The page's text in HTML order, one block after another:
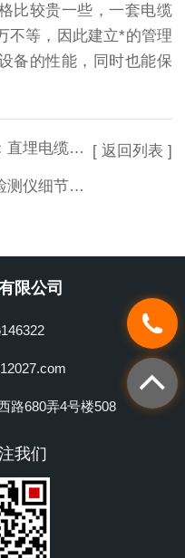
较贵一些，一套电缆
不等，因此建立*的管理
备的性能，同时也能保
试仪的神奇之旅
一定要注意
[ 返回列表 ]
限公司
路680弄4号楼508
我们